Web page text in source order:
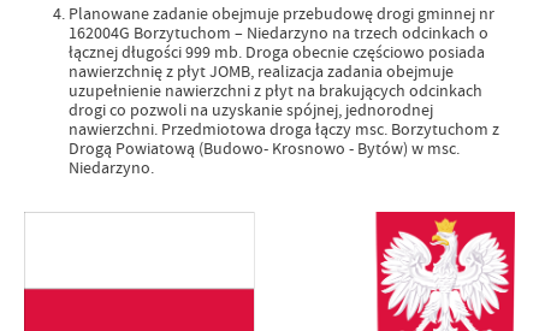
Planowane zadanie obejmuje przebudowę drogi gminnej nr
162004G Borzytuchom – Niedarzyno na trzech odcinkach o
łącznej długości 999 mb. Droga obecnie częściowo posiada
nawierzchnię z płyt JOMB, realizacja zadania obejmuje
uzupełnienie nawierzchni z płyt na brakujących odcinkach
drogi co pozwoli na uzyskanie spójnej, jednorodnej
nawierzchni. Przedmiotowa droga łączy msc. Borzytuchom z
Drogą Powiatową (Budowo- Krosnowo - Bytów) w msc.
Niedarzyno.